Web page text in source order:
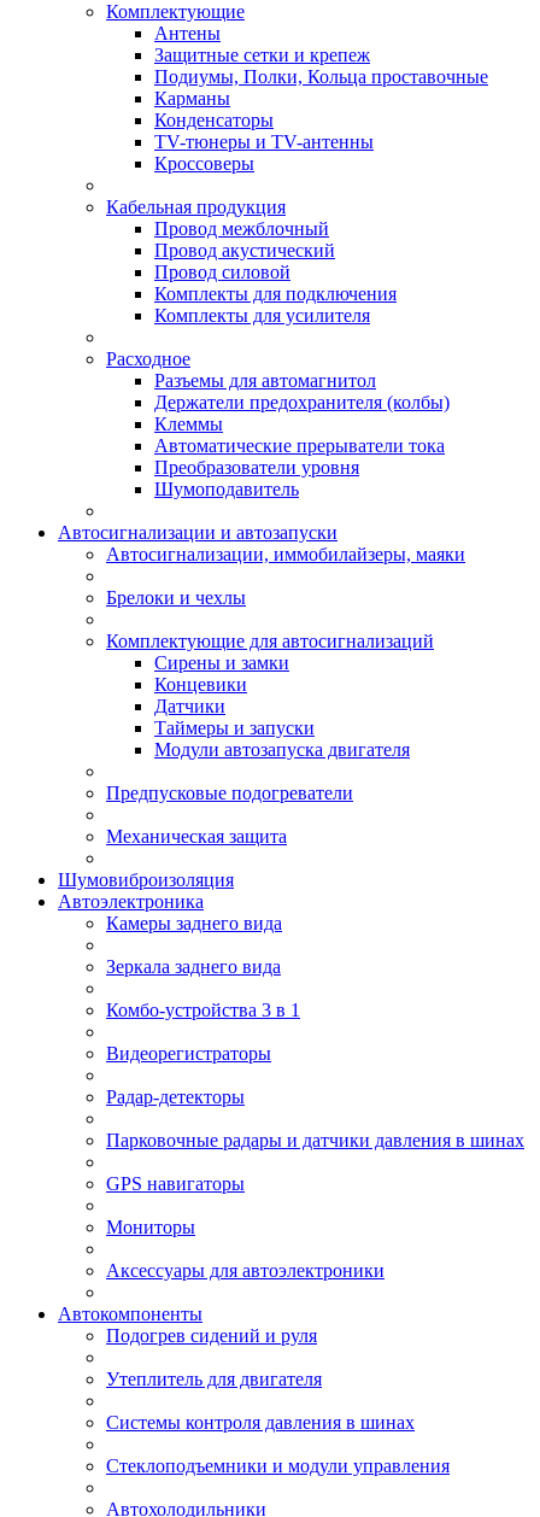
Комплектующие
Антены
Защитные сетки и крепеж
Подиумы, Полки, Кольца проставочные
Карманы
Конденсаторы
TV-тюнеры и TV-антенны
Кроссоверы
Кабельная продукция
Провод межблочный
Провод акустический
Провод силовой
Комплекты для подключения
Комплекты для усилителя
Расходное
Разъемы для автомагнитол
Держатели предохранителя (колбы)
Клеммы
Автоматические прерыватели тока
Преобразователи уровня
Шумоподавитель
Автосигнализации и автозапуски
Автосигнализации, иммобилайзеры, маяки
Брелоки и чехлы
Комплектующие для автосигнализаций
Сирены и замки
Концевики
Датчики
Таймеры и запуски
Модули автозапуска двигателя
Предпусковые подогреватели
Механическая защита
Шумовиброизоляция
Автоэлектроника
Камеры заднего вида
Зеркала заднего вида
Комбо-устройства 3 в 1
Видеорегистраторы
Радар-детекторы
Парковочные радары и датчики давления в шинах
GPS навигаторы
Мониторы
Аксессуары для автоэлектроники
Автокомпоненты
Подогрев сидений и руля
Утеплитель для двигателя
Системы контроля давления в шинах
Стеклоподъемники и модули управления
Автохолодильники